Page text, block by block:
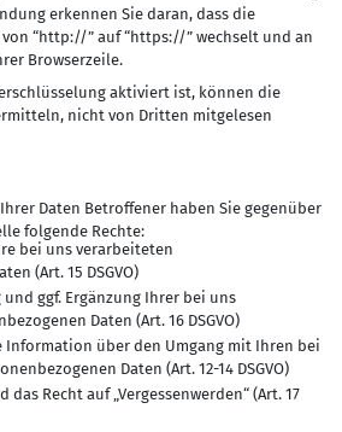
erkennen Sie daran, dass die
von “http://” auf “https://” wechselt und an
Browserzeile.
aktiviert ist, können die
nicht von Dritten mitgelesen
Daten Betroffener haben Sie gegenüber
folgende Rechte:
bei uns verarbeiteten
(Art. 15 DSGVO)
ggf. Ergänzung Ihrer bei uns
Daten (Art. 16 DSGVO)
Information über den Umgang mit Ihren bei
Daten (Art. 12-14 DSGVO)
das Recht auf „Vergessenwerden“ (Art. 17